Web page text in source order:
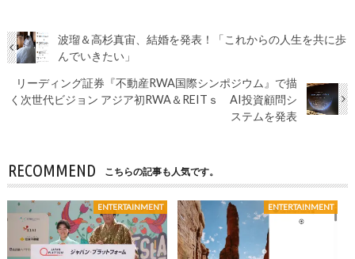
波瑠＆高杉真宙、結婚を発表！「これからの人生を共に歩
んでいきたい」
リーディング証券『不動産RWA国際シンポジウム』で描
く次世代ビジョン アジア初RWA＆REITｓ AI投資顧問シ
ステムを発表
RECOMMEND こちらの記事も人気です。
ENTERTAINMENT ENTERTAINMENT